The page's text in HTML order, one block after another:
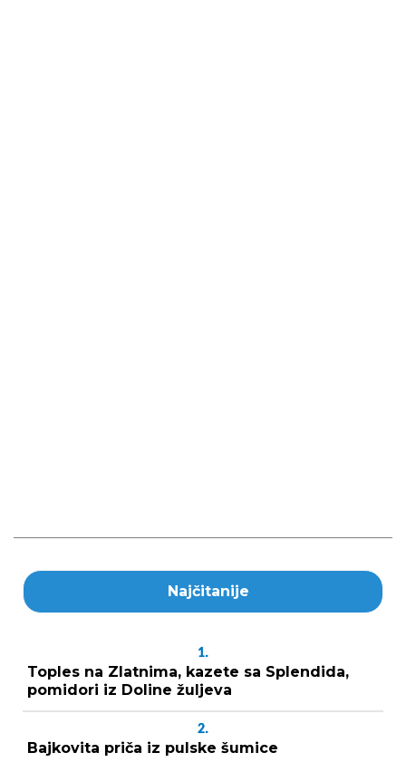
Najčitanije
1.
Toples na Zlatnima, kazete sa Splendida,
pomidori iz Doline žuljeva
2.
Bajkovita priča iz pulske šumice